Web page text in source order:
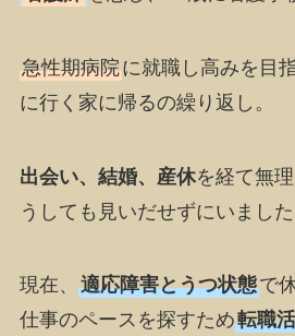
急性期病院に就職し高みを目
に行く家に帰るの繰り返し。
出会い、結婚、産休を経て無
うしても見いだせずにいました
現在、 適応障害とうつ状態で
仕事のペースを探すため転職